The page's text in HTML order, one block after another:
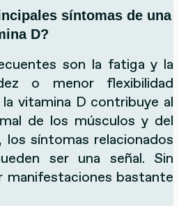
síntomas de una
D?
son la fatiga y la
o menor flexibilidad
vitamina D contribuye al
de los músculos y del
síntomas relacionados
ser una señal. Sin
manifestaciones bastante